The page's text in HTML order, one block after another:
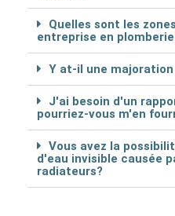
Quelles sont les
entreprise en plomberie
Y at-il une majoration
J'ai besoin d'un
pourriez-vous m'en
Vous avez la
d'eau invisible causée
radiateurs?